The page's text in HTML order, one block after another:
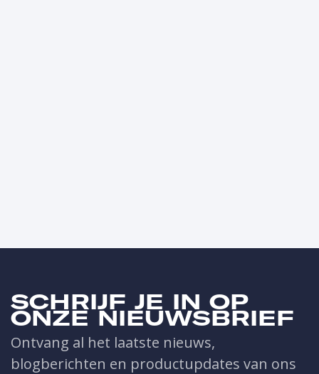
SCHRIJF JE IN OP
ONZE NIEUWSBRIEF
Ontvang al het laatste nieuws,
blogberichten en productupdates van ons